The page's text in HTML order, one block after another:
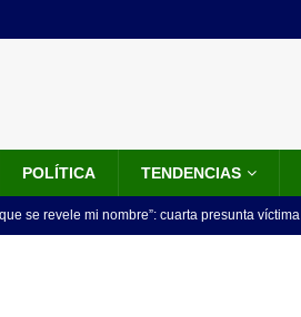
POLÍTICA TENDENCIAS
se revele mi nombre”: cuarta presunta
acusó a hombre que habría intentado